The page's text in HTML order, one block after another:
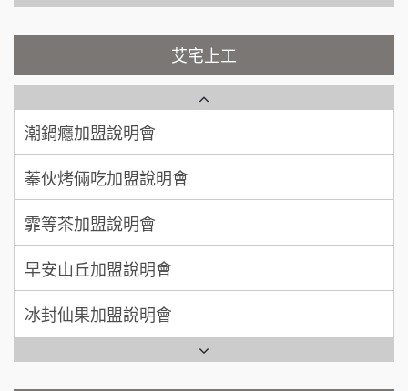
加盟預算 100萬~200萬
周 先生/小姐 台北
加盟預算 100萬 ~150萬
徐 先生/小姐 新北市
加盟預算
何 先生/小姐
加盟預算
呂 先生/小姐
加盟預算 200萬~400萬
艾宅上工
NU PASTA義大利麵加盟說明會
潮鍋癮加盟說明會
蓁伙烤倆吃加盟說明會
霏等茶加盟說明會
早安山丘加盟說明會
冰封仙果加盟說明會
Ramble Café 漫步藍咖啡加盟說明會
微風亭鐵板燒加盟說明會
藍象廷泰式火鍋加盟說明會
日十。早午食加盟說明會
上宇林加盟說明會
莫尼早餐Morni加盟說明會
手作功夫茶加盟說明會
SHARE TEA歇腳亭加盟說明會
潮味決-湯滷專門店加盟說明會